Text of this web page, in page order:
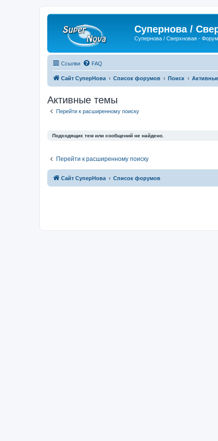
Супернова /
Супернова / Сверхновая -
Ссылки FAQ
Сайт СуперНова Список форумов Поиск
Активные темы
Перейти к расширенному поиску
Подходящих тем или сообщений не найдено.
Перейти к расширенному поиску
Сайт СуперНова Список форумов